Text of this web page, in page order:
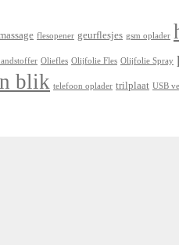
flesopener geurflesjes gsm oplader
Oliefles Olijfolie Fles Olijfolie Spray
blik telefoon oplader trilplaat USB